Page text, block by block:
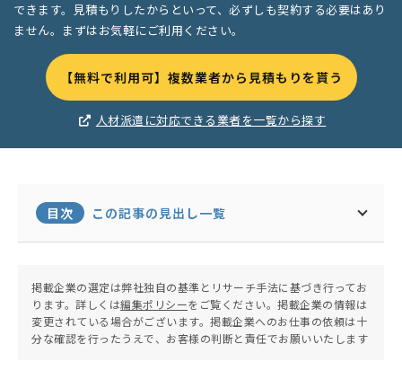
できます。見積もりしたからといって、必ずしも契約する必要はあり
ません。まずはお気軽にご利用ください。
【無料で利用可】複数業者から見積もりを貰う
人材派遣に対応できる業者を一覧から探す
目次 この記事の見出し一覧
掲載企業の選定は弊社独自の基準とリサーチ手法に基づき行ってお
ります。詳しくは編集ポリシーをご覧ください。掲載企業の情報は
変更されている場合がございます。掲載企業へのお仕事の依頼は十
分な確認を行ったうえで、お客様の判断と責任でお願いいたします